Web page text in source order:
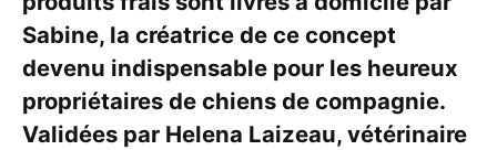
Sabine, la créatrice de ce concept
devenu indispensable pour les heureux
propriétaires de chiens de compagnie.
Validées par Helena Laizeau, vétérinaire